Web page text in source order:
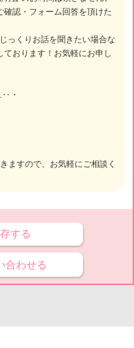
認・フォーム回答を頂けた
っくりお話を聞きたい場合な
おります！お気軽にお申し
・
ますので、お気軽にご相談く
する
合わせる